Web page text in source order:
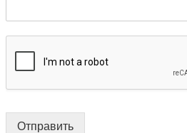
Отправить